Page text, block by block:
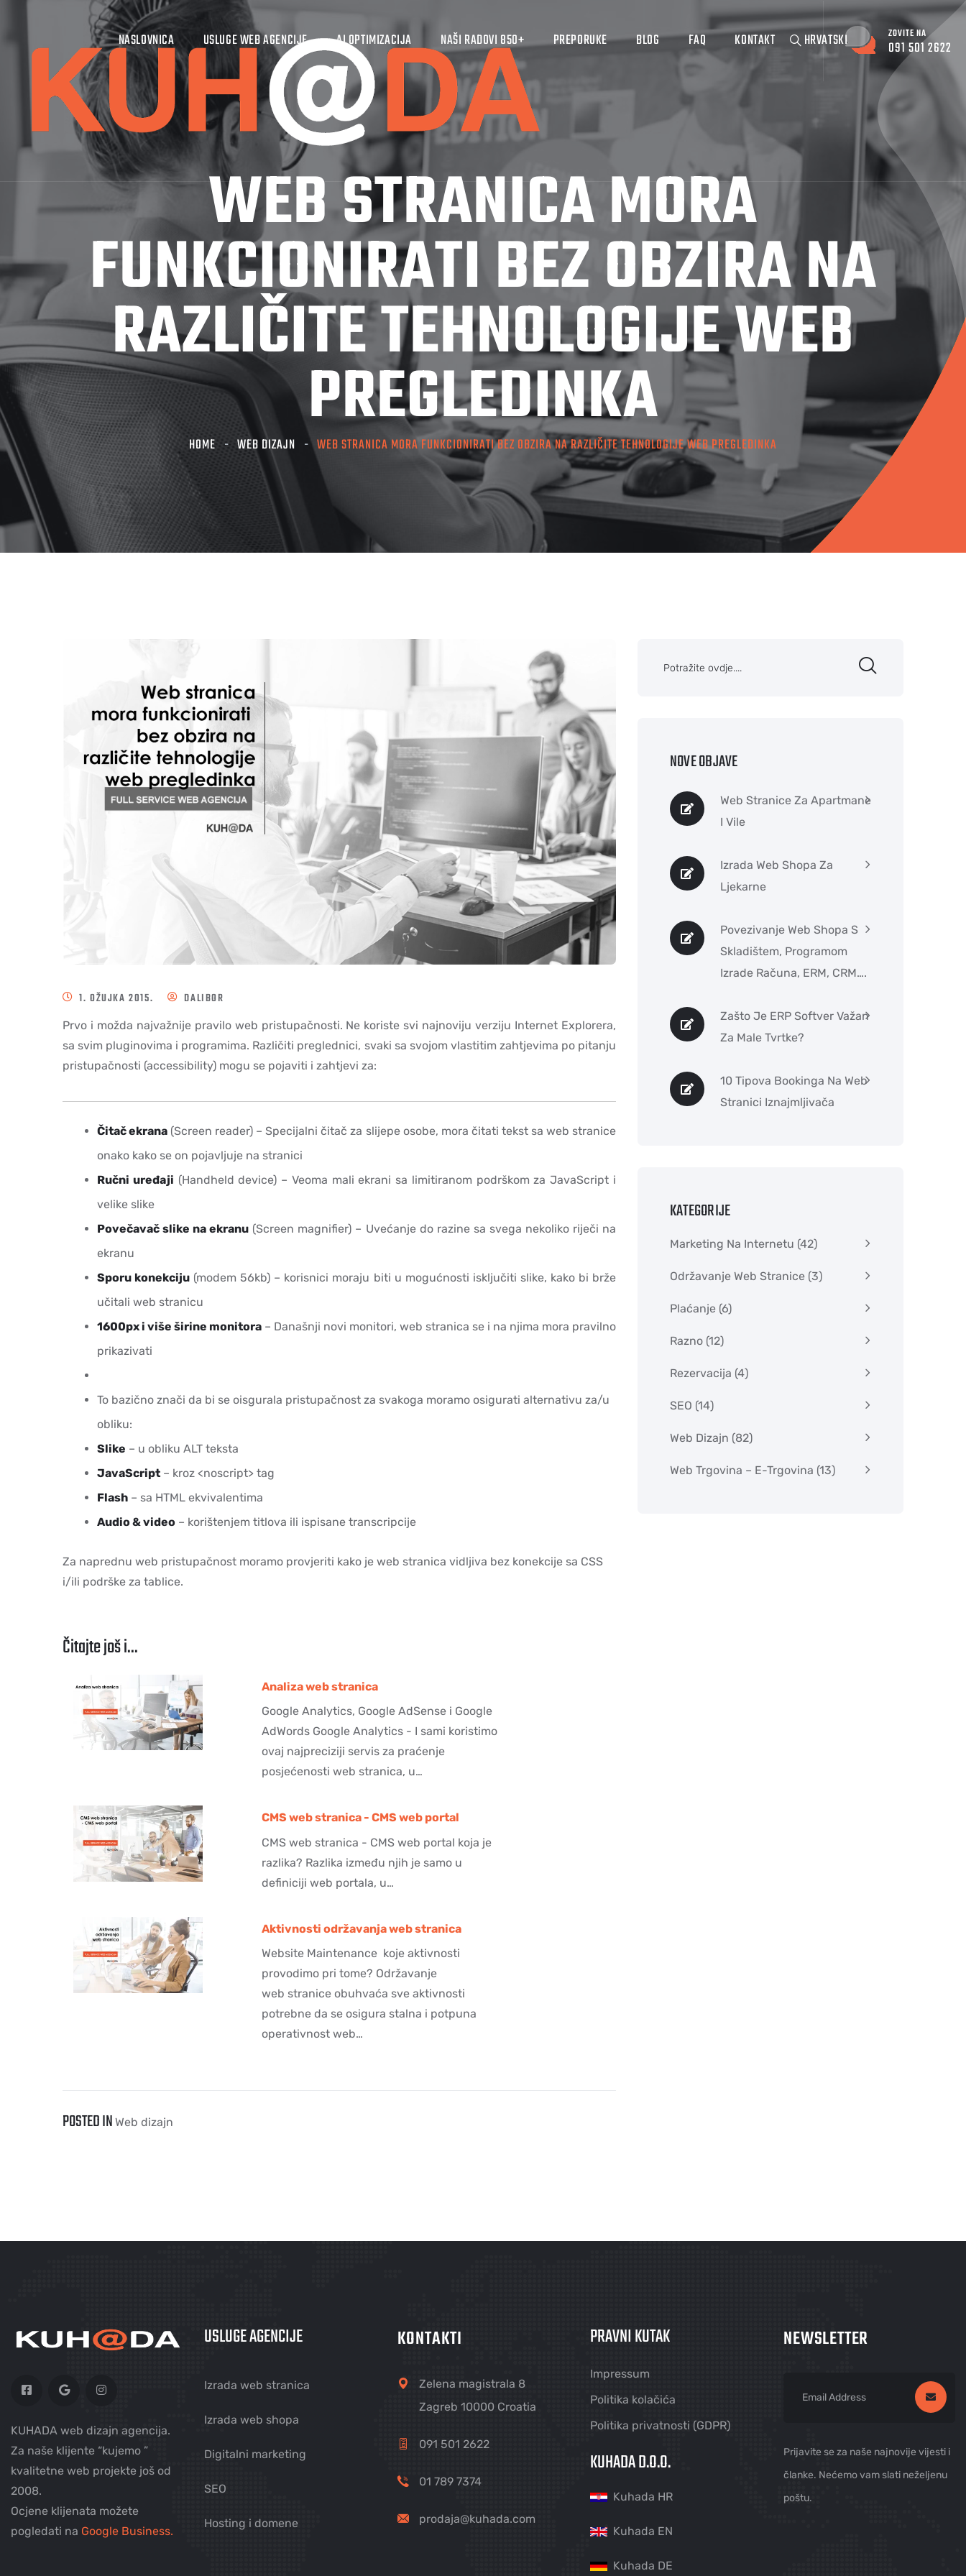
NASLOVNICA USLUGE WEB AGENCIJE AI OPTIMIZACIJA NAŠI RADOVI 850+ PREPORUKE BLOG FAQ KONTAKT HRVATSKI ZOVITE NA
091 501 2622
WEB STRANICA MORA
FUNKCIONIRATI BEZ OBZIRA NA
RAZLIČITE TEHNOLOGIJE WEB
PREGLEDINKA
HOME WEB DIZAJN WEB STRANICA MORA FUNKCIONIRATI BEZ OBZIRA NA RAZLIČITE TEHNOLOGIJE WEB PREGLEDINKA
1. OŽUJKA 2015. DALIBOR
Prvo i možda najvažnije pravilo web pristupačnosti. Ne koriste svi najnoviju verziju Internet Explorera,
sa svim pluginovima i programima. Različiti preglednici, svaki sa svojom vlastitim zahtjevima po pitanju
pristupačnosti (accessibility) mogu se pojaviti i zahtjevi za:
Čitač ekrana (Screen reader) – Specijalni čitač za slijepe osobe, mora čitati tekst sa web stranice
onako kako se on pojavljuje na stranici
Ručni uređaji (Handheld device) – Veoma mali ekrani sa limitiranom podrškom za JavaScript i
velike slike
Povečavač slike na ekranu (Screen magnifier) – Uvećanje do razine sa svega nekoliko riječi na
ekranu
Sporu konekciju (modem 56kb) – korisnici moraju biti u mogućnosti isključiti slike, kako bi brže
učitali web stranicu
1600px i više širine monitora – Današnji novi monitori, web stranica se i na njima mora pravilno
prikazivati
To bazično znači da bi se oisgurala pristupačnost za svakoga moramo osigurati alternativu za/u
obliku:
Slike – u obliku ALT teksta
JavaScript – kroz <noscript> tag
Flash – sa HTML ekvivalentima
Audio & video – korištenjem titlova ili ispisane transcripcije
Za naprednu web pristupačnost moramo provjeriti kako je web stranica vidljiva bez konekcije sa CSS
i/ili podrške za tablice.
Čitajte još i...
Analiza web stranica
Google Analytics, Google AdSense i Google
AdWords Google Analytics - I sami koristimo
ovaj najpreciziji servis za praćenje
posjećenosti web stranica, u…
CMS web stranica - CMS web portal
CMS web stranica - CMS web portal koja je
razlika? Razlika između njih je samo u
definiciji web portala, u…
Aktivnosti održavanja web stranica
Website Maintenance koje aktivnosti
provodimo pri tome? Održavanje
web stranice obuhvaća sve aktivnosti
potrebne da se osigura stalna i potpuna
operativnost web…
POSTED IN Web dizajn
NOVE OBJAVE
Web Stranice Za Apartmane
I Vile
Izrada Web Shopa Za
Ljekarne
Povezivanje Web Shopa S
Skladištem, Programom
Izrade Računa, ERM, CRM….
Zašto Je ERP Softver Važan
Za Male Tvrtke?
10 Tipova Bookinga Na Web
Stranici Iznajmljivača
KATEGORIJE
Marketing Na Internetu (42)
Održavanje Web Stranice (3)
Plaćanje (6)
Razno (12)
Rezervacija (4)
SEO (14)
Web Dizajn (82)
Web Trgovina – E-Trgovina (13)
KUHADA web dizajn agencija.
Za naše klijente “kujemo ”
kvalitetne web projekte još od
2008.
Ocjene klijenata možete
pogledati na Google Business.
USLUGE AGENCIJE
Izrada web stranica
Izrada web shopa
Digitalni marketing
SEO
Hosting i domene
KONTAKTI
Zelena magistrala 8
Zagreb 10000 Croatia
091 501 2622
01 789 7374
prodaja@kuhada.com
PRAVNI KUTAK
Impressum
Politika kolačića
Politika privatnosti (GDPR)
KUHADA D.O.O.
Kuhada HR
Kuhada EN
Kuhada DE
NEWSLETTER
Prijavite se za naše najnovije vijesti i
članke. Nećemo vam slati neželjenu
poštu.